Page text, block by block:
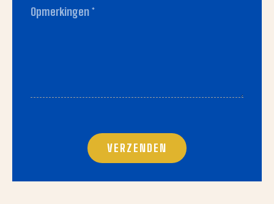
Opmerkingen